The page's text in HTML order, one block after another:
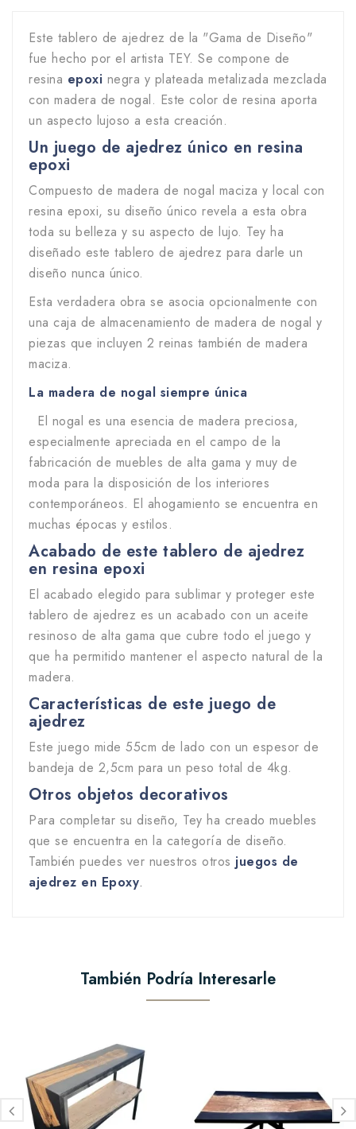
Este tablero de ajedrez de la "Gama de Diseño"
fue hecho por el artista TEY. Se compone de
resina epoxi negra y plateada metalizada mezclada
con madera de nogal. Este color de resina aporta
un aspecto lujoso a esta creación.
Un juego de ajedrez único en resina
epoxi
Compuesto de madera de nogal maciza y local con
resina epoxi, su diseño único revela a esta obra
toda su belleza y su aspecto de lujo. Tey ha
diseñado este tablero de ajedrez para darle un
diseño nunca único.
Esta verdadera obra se asocia opcionalmente con
una caja de almacenamiento de madera de nogal y
piezas que incluyen 2 reinas también de madera
maciza.
La madera de nogal siempre única
El nogal es una esencia de madera preciosa,
especialmente apreciada en el campo de la
fabricación de muebles de alta gama y muy de
moda para la disposición de los interiores
contemporáneos. El ahogamiento se encuentra en
muchas épocas y estilos.
Acabado de este tablero de ajedrez
en resina epoxi
El acabado elegido para sublimar y proteger este
tablero de ajedrez es un acabado con un aceite
resinoso de alta gama que cubre todo el juego y
que ha permitido mantener el aspecto natural de la
madera.
Características de este juego de
ajedrez
Este juego mide 55cm de lado con un espesor de
bandeja de 2,5cm para un peso total de 4kg.
Otros objetos decorativos
Para completar su diseño, Tey ha creado muebles
que se encuentra en la categoría de diseño.
También puedes ver nuestros otros juegos de
ajedrez en Epoxy.
También Podría Interesarle